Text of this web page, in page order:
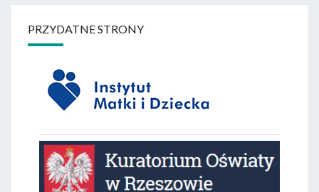
PRZYDATNE STRONY